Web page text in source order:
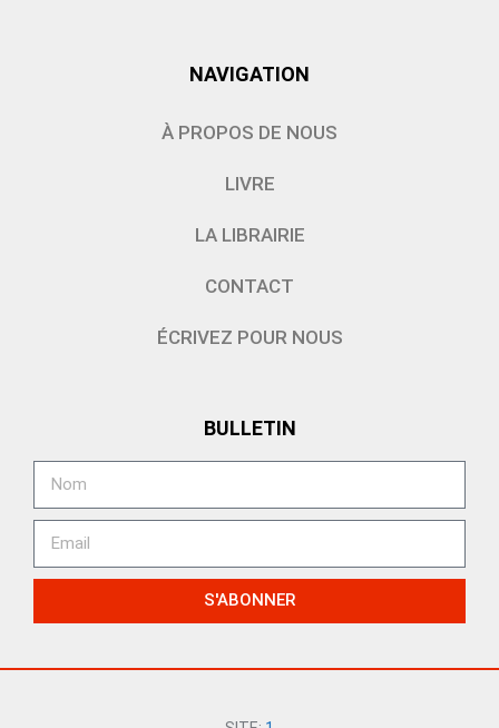
NAVIGATION
À PROPOS DE NOUS
LIVRE
LA LIBRAIRIE
CONTACT
ÉCRIVEZ POUR NOUS
BULLETIN
S'ABONNER